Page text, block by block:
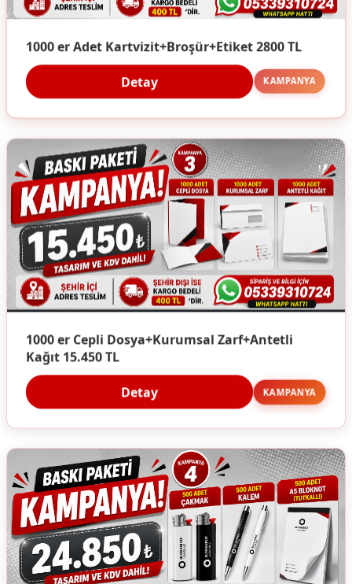
1000 er Adet Kartvizit+Broşür+Etiket 2800 TL
Detay KAMPANYA
1000 er Cepli Dosya+Kurumsal Zarf+Antetli
Kağıt 15.450 TL
Detay KAMPANYA